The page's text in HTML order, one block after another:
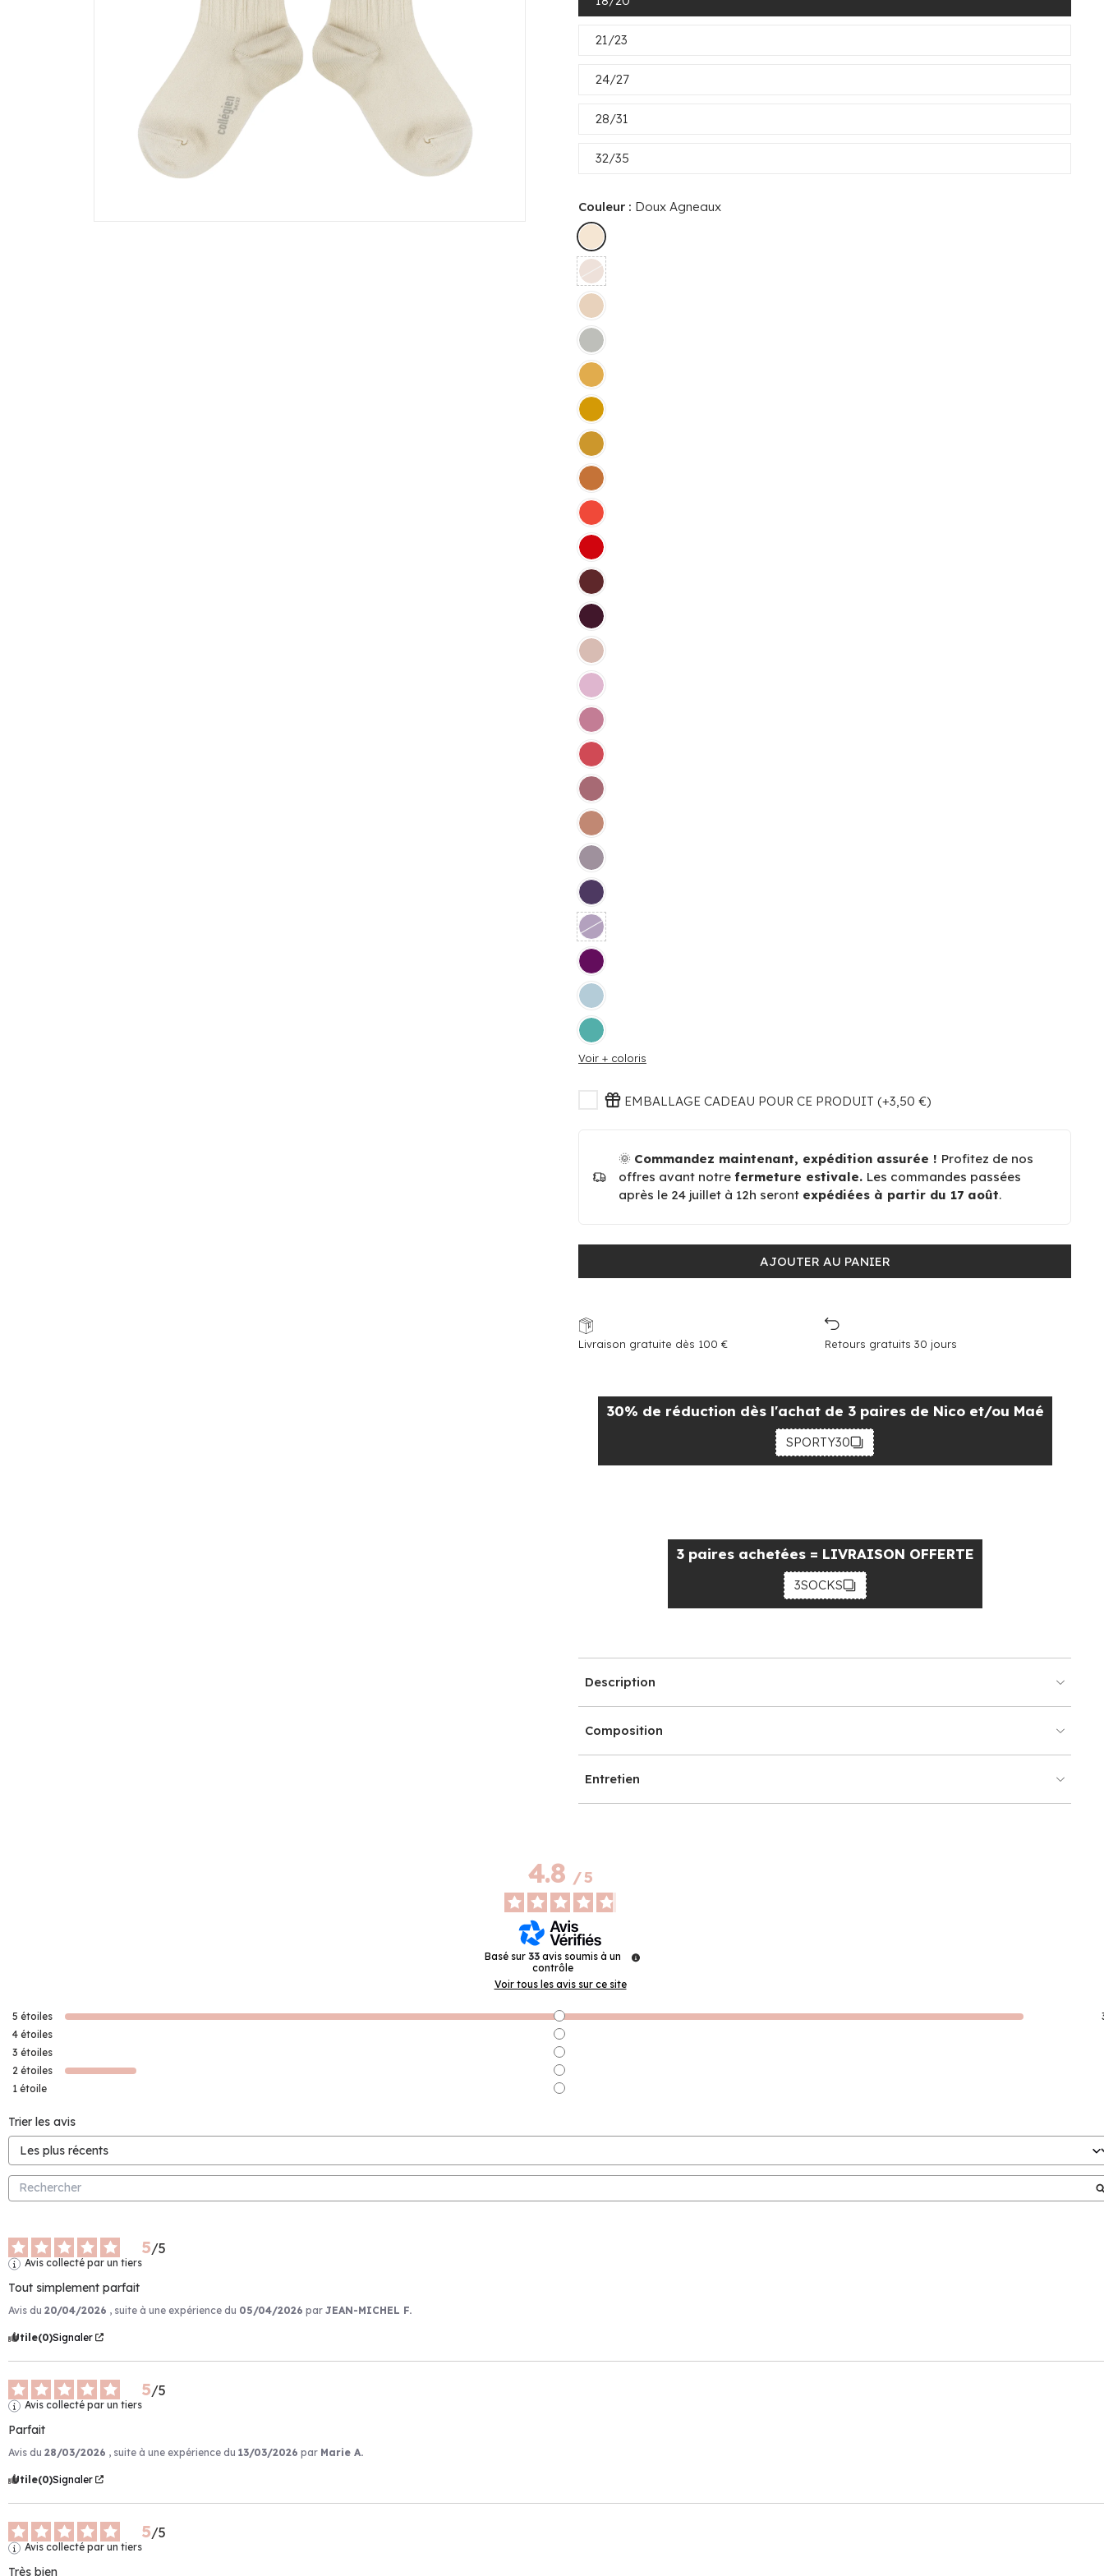
21/23
24/27
28/31
32/35
Couleur : Doux Agneaux
Voir + coloris
EMBALLAGE CADEAU POUR CE PRODUIT (+3,50 €)
🌞 Commandez maintenant, expédition assurée ! Profitez de nos
offres avant notre fermeture estivale. Les commandes passées
après le 24 juillet à 12h seront expédiées à partir du 17 août.
AJOUTER AU PANIER
Livraison gratuite dès 100 € Retours gratuits 30 jours
30% de réduction dès l'achat de 3 paires de Nico et/ou Maé
SPORTY30
3 paires achetées = LIVRAISON OFFERTE
3SOCKS
Description
Composition
Entretien
4.8/5
Basé sur 33 avis soumis à un
contrôle
Voir tous les avis sur ce site
5 étoiles
4 étoiles
3 étoiles
2 étoiles
1 étoile
Trier les avis
5/5
Avis collecté par un tiers
Tout simplement parfait
Avis du 20/04/2026 , suite à une expérience du 05/04/2026 par JEAN-MICHEL F.
Utile(0)Signaler
5/5
Avis collecté par un tiers
Parfait
Avis du 28/03/2026 , suite à une expérience du 13/03/2026 par Marie A.
Utile(0)Signaler
5/5
Avis collecté par un tiers
Très bien